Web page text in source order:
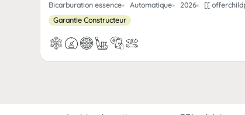
Bicarburation essence Automatique 2026
[[
Garantie Constructeur